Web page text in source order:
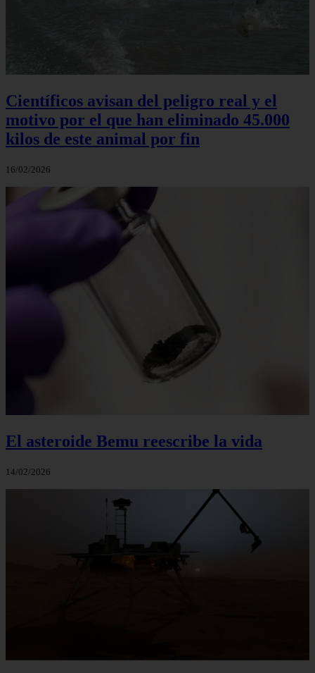
Científicos avisan del peligro real y el
motivo por el que han eliminado 45.000
kilos de este animal por fin
16/02/2026
El asteroide Bemu reescribe la vida
14/02/2026